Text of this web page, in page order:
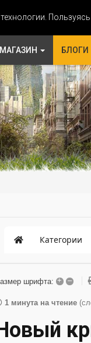
МАГАЗИН БЛОГИ
Категории
шрифта: + –
1 минута на чтение